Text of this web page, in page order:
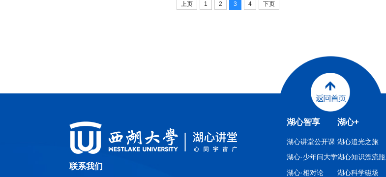
上页 1 2 3 4 下页
联系我们
湖心智享
湖心讲堂公开课
湖心·少年问大学
湖心·相对论
湖心+
湖心追光之旅
湖心知识漂流瓶
湖心科学磁场